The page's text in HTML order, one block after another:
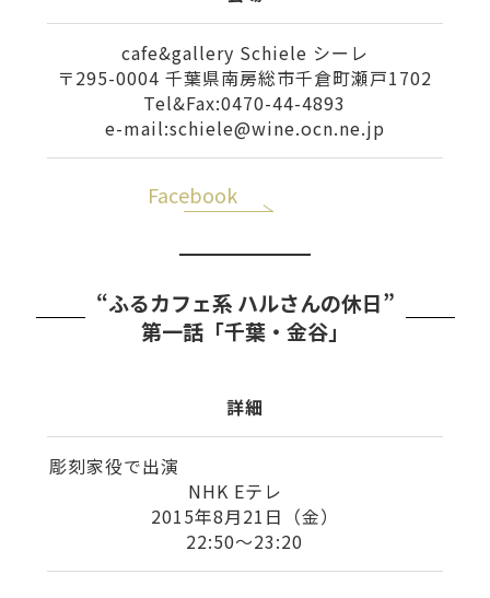
cafe&gallery Schiele シーレ
〒295-0004 千葉県南房総市千倉町瀬戸1702
Tel&Fax:0470-44-4893
e-mail:schiele@wine.ocn.ne.jp
Facebook
“ふるカフェ系 ハルさんの休日”
第一話「千葉・金谷」
詳細
彫刻家役で出演
NHK Eテレ
2015年8月21日（金）
22:50〜23:20